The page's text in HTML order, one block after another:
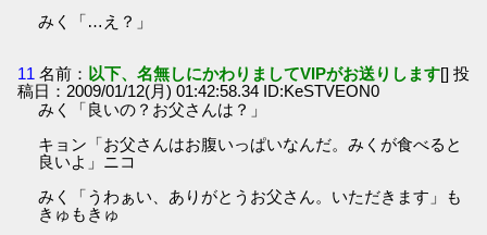
みく「…え？」
11 名前： 以下、名無しにかわりましてVIPがお送りします[] 投
稿日：2009/01/12(月) 01:42:58.34 ID:KeSTVEON0
みく「良いの？お父さんは？」
キョン「お父さんはお腹いっぱいなんだ。みくが食べると
良いよ」ニコ
みく「うわぁい、ありがとうお父さん。いただきます」も
きゅもきゅ